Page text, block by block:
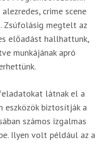
crime scene
Zsúfolásig megtelt az
előadást hallhattunk,
munkájának apró
látnak el a
eszközök biztosítják a
számos izgalmas
Ilyen volt például az a